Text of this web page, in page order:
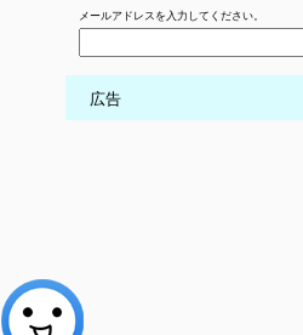
メールアドレスを入力してください。
広告